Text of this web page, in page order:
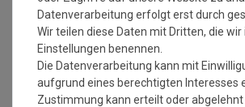
Datenverarbeitung erfolgt erst durch
Wir teilen diese Daten mit Dritten, die wir
Einstellungen benennen.
Die Datenverarbeitung kann mit
aufgrund eines berechtigten Interesses
Zustimmung kann erteilt oder abgelehnt